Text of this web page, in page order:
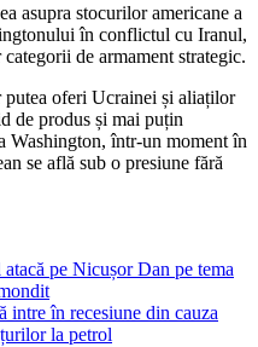
asupra stocurilor americane a
în conflictul cu Iranul,
de armament strategic.
putea oferi Ucrainei și aliaților
de produs și mai puțin
Washington, într-un moment în
se află sub o presiune fără
pe Nicușor Dan pe tema
intre în recesiune din cauza
la petrol